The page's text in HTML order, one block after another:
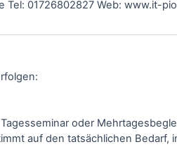
Tel: 01726802827 Web: www.it-
oder
auf den tatsächlichen Bedarf,